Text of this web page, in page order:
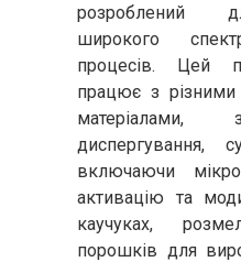
розроблений
широкого
процесів. Цей
працює з
матеріалами,
диспергування,
включаючи
активацію та
каучуках,
порошків для